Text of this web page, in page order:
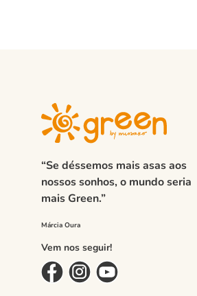
“Se déssemos mais asas aos
nossos sonhos, o mundo seria
mais Green.”
Vem nos seguir!